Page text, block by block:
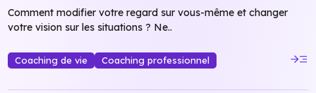
Comment modifier votre regard sur vous-même et changer
votre vision sur les situations ? Ne..
Coaching de vie Coaching professionnel read_more